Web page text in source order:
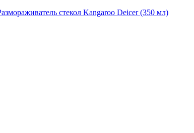
стекол Kangaroo Deicer (350 мл)